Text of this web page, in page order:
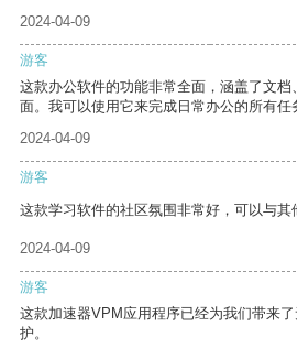
2024-04-09
游客
这款办公软件的功能非常全面，涵盖了文
面。我可以使用它来完成日常办公的所有任
2024-04-09
游客
这款学习软件的社区氛围非常好，可以与其
2024-04-09
游客
这款加速器VPM应用程序已经为我们带来
护。